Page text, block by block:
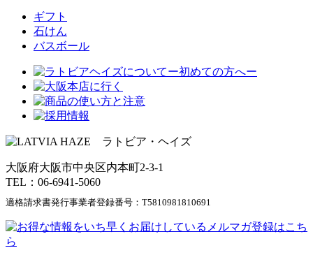
ギフト
石けん
バスボール
大阪府大阪市中央区内本町2-3-1
TEL：06-6941-5060
適格請求書発行事業者登録番号： T5810981810691